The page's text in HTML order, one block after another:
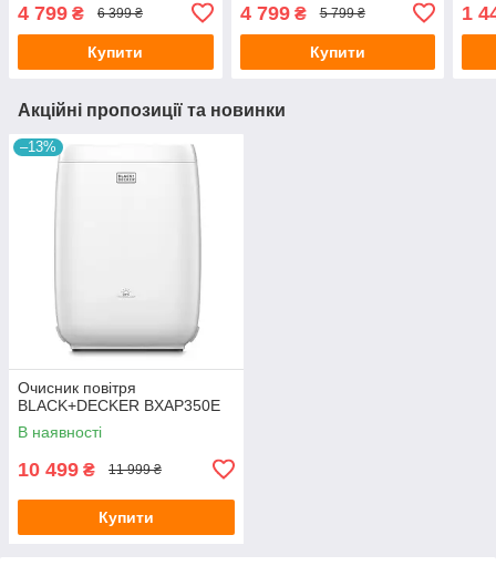
4 799 ₴ 6 399 ₴
Купити
4 799₴ 5 799 ₴
Купити
1
Акційні пропозиції та новинки
–13%
Очисник повітря
BLACK+DECKER BXAP350E
В наявності
10 499 ₴ 11 999 ₴
Купити